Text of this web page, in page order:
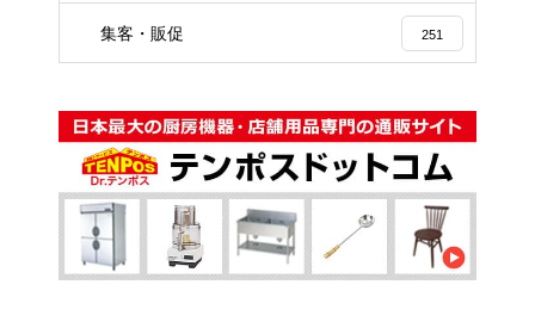
集客・販促 251